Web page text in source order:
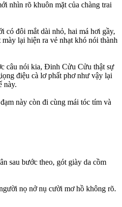
nhìn rõ khuôn mặt của chàng trai
có đôi mắt dài nhỏ, hai má hơi gầy,
lại hiện ra vẻ nhạt khó nói thành
câu nói kia, Đinh Cửu Cửu thật sự
điệu cà lơ phất phơ như vậy lại
này.
này còn đi cùng mái tóc tím và
sau bước theo, gót giày da cồm
nọ nở nụ cười mơ hồ không rõ.